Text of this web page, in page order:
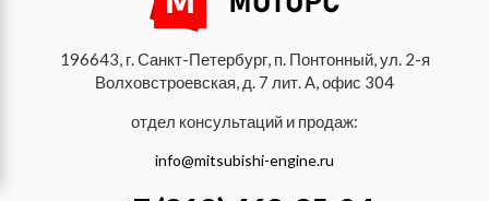
196643, г. Санкт-Петербург, п. Понтонный, ул. 2-я
Волховстроевская, д. 7 лит. А, офис 304
отдел консультаций и продаж:
info@mitsubishi-engine.ru